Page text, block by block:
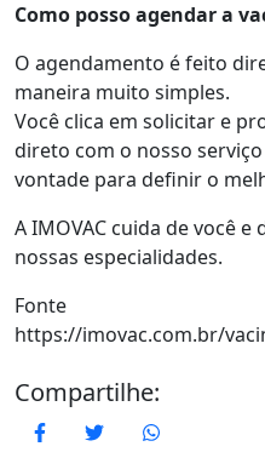
Como posso agendar a
O agendamento é feito
maneira muito simples.
Você clica em solicitar e
direto com o nosso
vontade para definir o
A IMOVAC cuida de você
nossas especialidades.
Fonte
https://imovac.com.br/
Compartilhe:
FacebookTwitterWhatsApp